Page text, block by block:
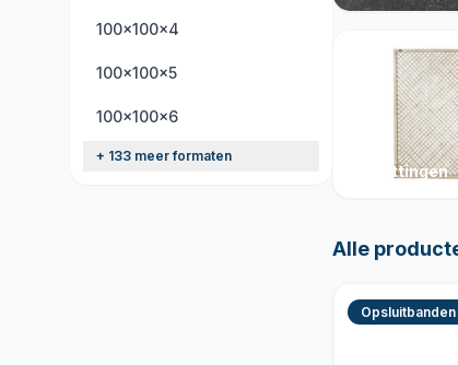
100x100x4
100x100x5
100x100x6
+ 133 meer formaten
Schuttingen
Alle
Opsluitbanden